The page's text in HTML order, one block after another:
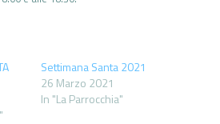
Settimana Santa 2021
26 Marzo 2021
In "La Parrocchia"